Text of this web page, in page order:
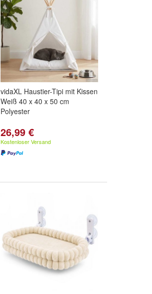
vidaXL Haustier-Tipi mit Kissen
Weiß 40 x 40 x 50 cm
Polyester
26,99 €
Kostenloser Versand